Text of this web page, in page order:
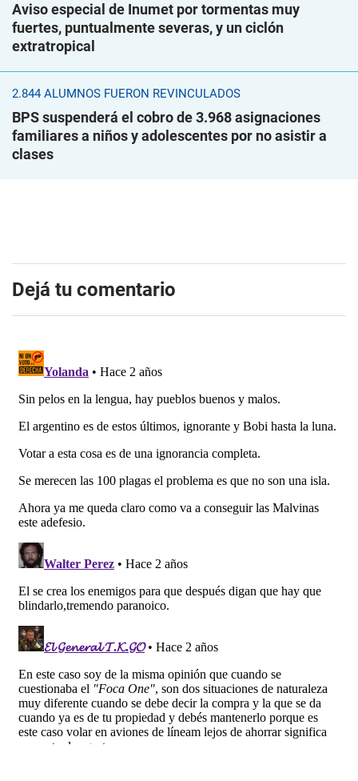
Aviso especial de Inumet por tormentas muy
fuertes, puntualmente severas, y un ciclón
extratropical
2.844 ALUMNOS FUERON REVINCULADOS
BPS suspenderá el cobro de 3.968 asignaciones
familiares a niños y adolescentes por no asistir a
clases
Dejá tu comentario